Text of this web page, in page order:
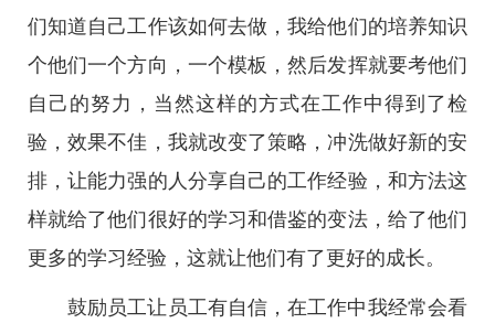
们知道自己工作该如何去做，我给他们的培养知识
个他们一个方向，一个模板，然后发挥就要考他们
自己的努力，当然这样的方式在工作中得到了检
验，效果不佳，我就改变了策略，冲洗做好新的安
排，让能力强的人分享自己的工作经验，和方法这
样就给了他们很好的学习和借鉴的变法，给了他们
更多的学习经验，这就让他们有了更好的成长。
鼓励员工让员工有自信，在工作中我经常会看